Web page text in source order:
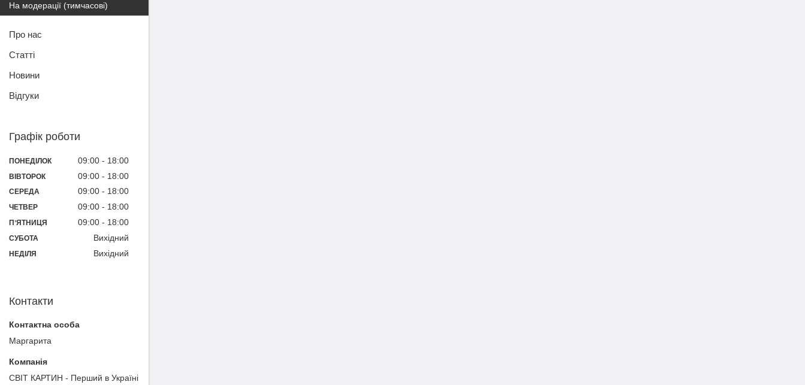
На модерації (тимчасові)
Про нас
Статті
Новини
Відгуки
Графік роботи
ПОНЕДІЛОК 09:00 18:00
ВІВТОРОК 09:00 18:00
СЕРЕДА 09:00 18:00
ЧЕТВЕР 09:00 18:00
ПʼЯТНИЦЯ 09:00 18:00
СУБОТА Вихідний
НЕДІЛЯ Вихідний
Контакти
Маргарита
СВІТ КАРТИН - Перший в Україні